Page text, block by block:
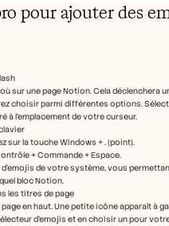
pour ajouter des
sur une page Notion. Cela déclenchera
choisir parmi différentes options.
à l’emplacement de votre curseur.
sur la touche Windows + . (point).
+ Commande + Espace.
de votre système, vous
bloc Notion.
les titres de page
en haut. Une petite icône apparaît à
d’emojis et en choisir un pour